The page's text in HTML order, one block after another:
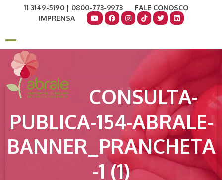
11 3149-5190 | 0800-773-9973
FALE CONOSCO
IMPRENSA
Open
mobile
menu
Close
mobile
menu
CONSULTA-
PUBLICA-154-ABRALE-
BANNER_PRANCHETA
-1 (1)